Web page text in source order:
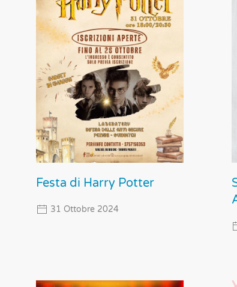
Festa di Harry Potter
31 Ottobre 2024